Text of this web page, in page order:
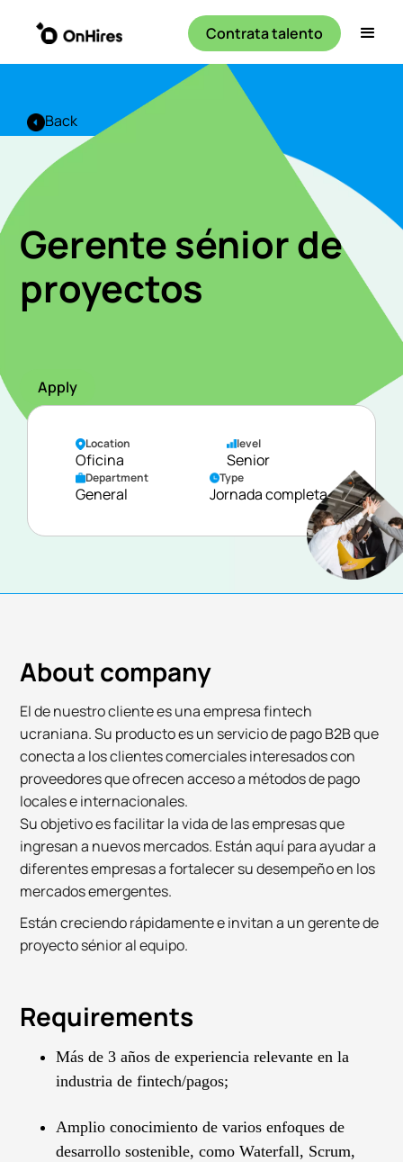
Contrata talento
Back
Gerente sénior de
proyectos
Apply
Location
Oficina
level
Senior
Department
General
Type
Jornada completa
About company
El de nuestro cliente es una empresa fintech
ucraniana. Su producto es un servicio de pago B2B que
conecta a los clientes comerciales interesados con
proveedores que ofrecen acceso a métodos de pago
locales e internacionales.
Su objetivo es facilitar la vida de las empresas que
ingresan a nuevos mercados. Están aquí para ayudar a
diferentes empresas a fortalecer su desempeño en los
mercados emergentes.
Están creciendo rápidamente e invitan a un gerente de
proyecto sénior al equipo.
Requirements
Más de 3 años de experiencia relevante en la
industria de fintech/pagos;
Amplio conocimiento de varios enfoques de
desarrollo sostenible, como Waterfall, Scrum,